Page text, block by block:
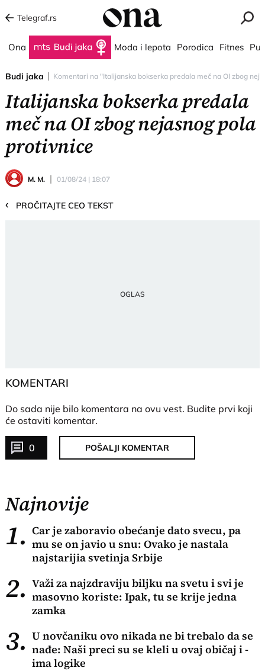
Telegraf.rs
Ona Budi jaka Moda i lepota Porodica Fitnes
Budi jaka Komentari na "Italijanska bokserka predala meč na OI zbog
Italijanska bokserka predala
meč na OI zbog nejasnog pola
protivnice
M. M. 01/08/24 | 18:07
‹ PROČITAJTE CEO TEKST
KOMENTARI
Do sada nije bilo komentara na ovu vest. Budite prvi koji
će ostaviti komentar.
0 POŠALJI KOMENTAR
Najnovije
1. Car je zaboravio obećanje dato svecu, pa
mu se on javio u snu: Ovako je nastala
najstarijia svetinja Srbije
2. Važi za najzdraviju biljku na svetu i svi je
masovno koriste: Ipak, tu se krije jedna
zamka
3. U novčaniku ovo nikada ne bi trebalo da se
nađe: Naši preci su se kleli u ovaj običaj i -
ima logike